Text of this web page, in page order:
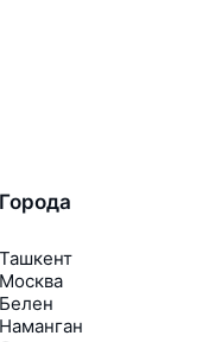
Города
Ташкент
Москва
Белен
Наманган